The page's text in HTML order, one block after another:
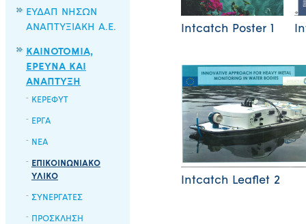
ΕΥΔΑΠ ΝΗΣΩΝ
ΑΝΑΠΤΥΞΙΑΚΗ Α.Ε.
ΚΑΙΝΟΤΟΜΙΑ,
ΕΡΕΥΝΑ ΚΑΙ
ΑΝΑΠΤΥΞΗ
ΚΕΡΕΦΥΤ
ΕΡΓΑ
ΝΕΑ
ΕΠΙΚΟΙΝΩΝΙΑΚΟ
ΥΛΙΚΟ
ΣΥΝΕΡΓΑΤΕΣ
ΠΡΟΣΚΛΗΣΗ
Intcatch Poster 1
Intcatch Leaflet 2